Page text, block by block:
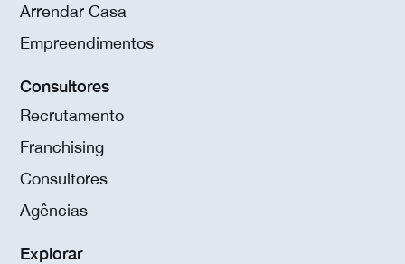
Arrendar Casa
Empreendimentos
Consultores
Recrutamento
Franchising
Consultores
Agências
Explorar